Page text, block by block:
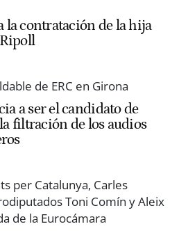
contratación de la hija
a ser el candidato de
filtración de los audios